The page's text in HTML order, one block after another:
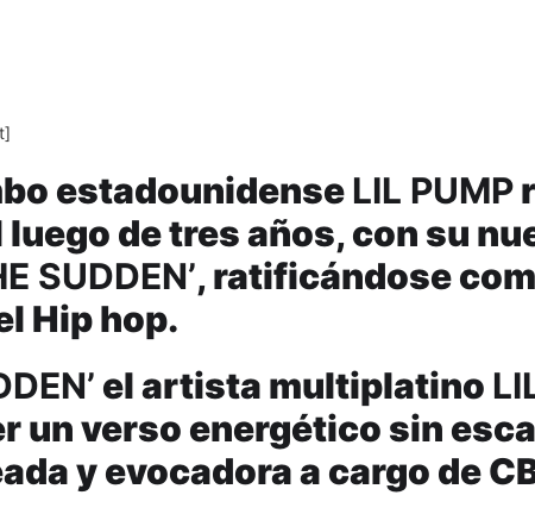
estadounidenseLIL PUMP
de tres años, con su
SUDDEN’, ratificándose
Hip hop.
el artista multiplatino
un verso energético sin
y evocadora a cargo de